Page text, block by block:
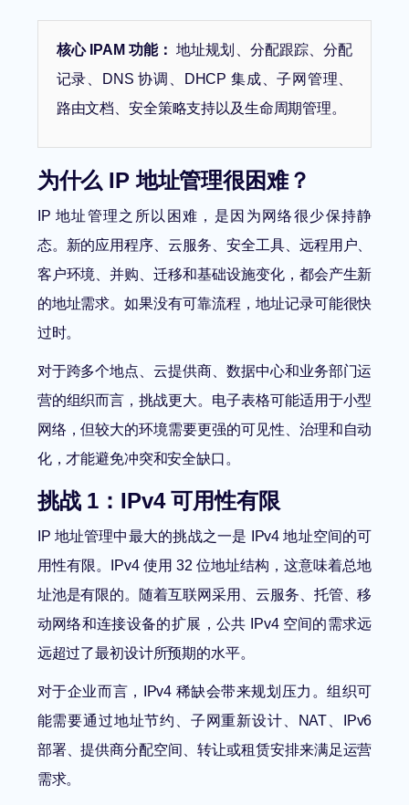
核心 IPAM 功能： 地址规划、分配跟踪、分配
记录、DNS 协调、DHCP 集成、子网管理、
路由文档、安全策略支持以及生命周期管理。
为什么 IP 地址管理很困难？
IP 地址管理之所以困难，是因为网络很少保持静
态。新的应用程序、云服务、安全工具、远程用户、
客户环境、并购、迁移和基础设施变化，都会产生新
的地址需求。如果没有可靠流程，地址记录可能很快
过时。
对于跨多个地点、云提供商、数据中心和业务部门运
营的组织而言，挑战更大。电子表格可能适用于小型
网络，但较大的环境需要更强的可见性、治理和自动
化，才能避免冲突和安全缺口。
挑战 1：IPv4 可用性有限
IP 地址管理中最大的挑战之一是 IPv4 地址空间的可
用性有限。IPv4 使用 32 位地址结构，这意味着总地
址池是有限的。随着互联网采用、云服务、托管、移
动网络和连接设备的扩展，公共 IPv4 空间的需求远
远超过了最初设计所预期的水平。
对于企业而言，IPv4 稀缺会带来规划压力。组织可
能需要通过地址节约、子网重新设计、NAT、IPv6
部署、提供商分配空间、转让或租赁安排来满足运营
需求。